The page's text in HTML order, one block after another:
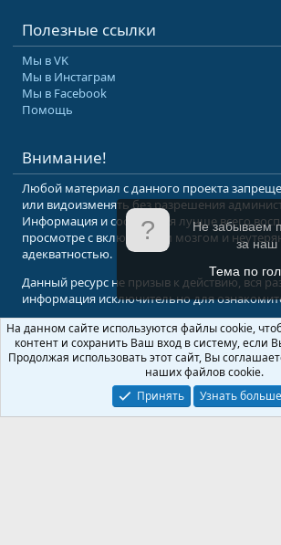
Полезные ссылки
Мы в VK
Мы в Инстаграм
Мы в Facebook
Помощь
Внимание!
Любой материал с данного проекта
или видоизменять без разрешения
Информация и сообщения лучше всего
просмотре с включенным мозгом и
адекватностью.
Данный ресурс не призыв к действию, вся
информация исключительно для
© 2008-2026 Форум Абырвалг.нет - подводная охота,
Перевод: XenForo.Info
Не забываем
за наш
Тема по
На данном сайте используются файлы cookie,
контент и сохранить Ваш вход в систему, если
Продолжая использовать этот сайт, Вы
наших файлов cookie.
Принять
Узнать